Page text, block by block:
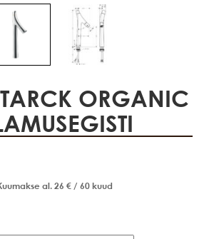
ORGANIC
al.26 € / 60 kuud